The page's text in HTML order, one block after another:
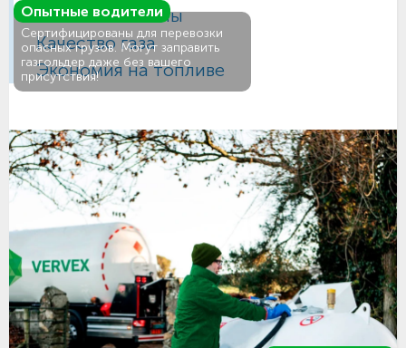
Газовые баллоны
Качество газа
Экономия на топливе
Опытные водители
Сертифицированы для перевозки
опасных грузов. Могут заправить
газгольдер даже без вашего
присутствия!